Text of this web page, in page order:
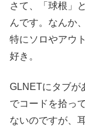
さて、「球根」
んです。なんか
特にソロやアウ
好き。
GLNETにタブが
でコードを拾っ
ないのですが、